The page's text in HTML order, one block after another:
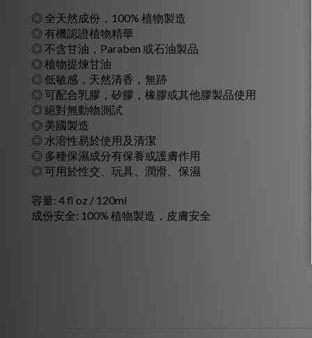
◎ 全天然成份，100% 植物製造
◎ 有機認證植物精華
◎ 不含甘油，Paraben 或石油製品
◎ 植物提煉甘油
◎ 低敏感，天然清香，無跡
◎ 可配合乳膠，矽膠，橡膠或其他膠製品使用
◎ 絕對無動物測試
◎ 美國製造
◎ 水溶性易於使用及清潔
◎ 多種保濕成分有保養或護膚作用
◎ 可用於性交、玩具、潤滑、保濕
容量: 4 fl oz / 120ml
成份安全: 100% 植物製造，皮膚安全